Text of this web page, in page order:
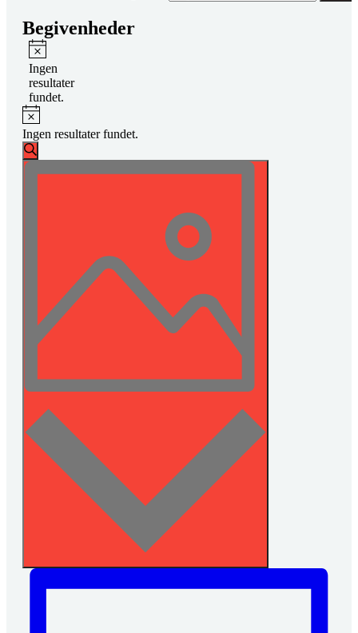
Begivenheder
Notice
Ingen
resultater
fundet.
Notice
Ingen resultater fundet.
Begivenheder
Søgning
Søg
efter
Begivenhed